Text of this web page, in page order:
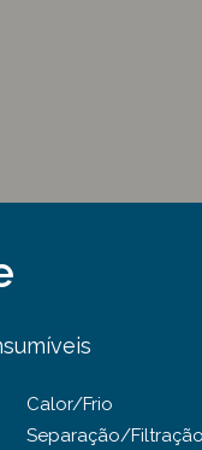
Calor/Frio
Separação/